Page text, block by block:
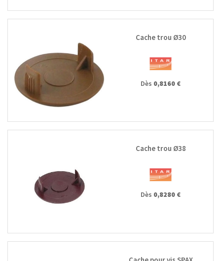
Cache trou Ø30
Dès 0,8160 €
Cache trou Ø38
Dès 0,8280 €